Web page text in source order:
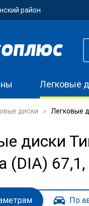
район
Легковые
диски Легковые
диски
(DIA)
По